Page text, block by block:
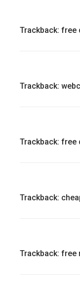
Trackback:free
Trackback:
Trackback:free
Trackback:
Trackback:free